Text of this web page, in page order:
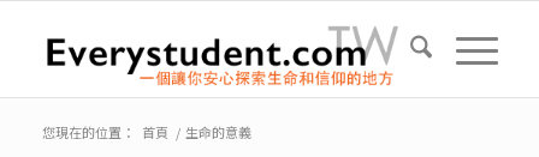
您現在的位置： 首頁 / 生命的意義